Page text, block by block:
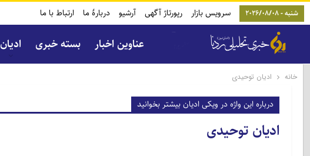
شنبه - 2026/08/08 سرویس بازار رپورتاژ آگهی آرشیو دربارۀ ما ارتباط با ما
عناوین اخبار بسته خبری ادیان
خانه ادیان توحیدی
درباره این واژه در ویکی ادیان بیشتر بخوانید
ادیان توحیدی